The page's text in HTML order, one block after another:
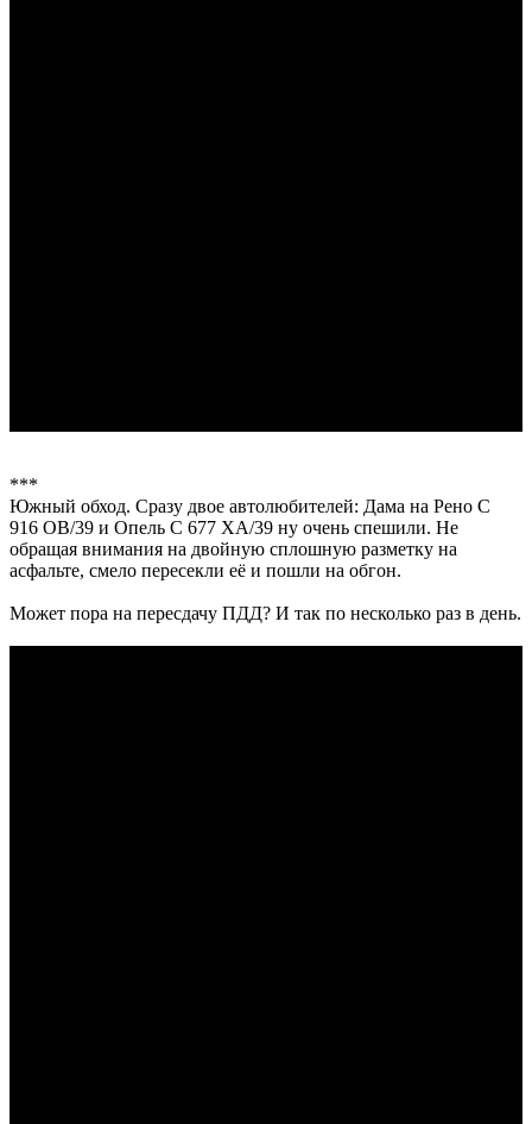
***
Южный обход. Сразу двое автолюбителей: Дама на Рено С
916 ОВ/39 и Опель С 677 ХА/39 ну очень спешили. Не
обращая внимания на двойную сплошную разметку на
асфальте, смело пересекли её и пошли на обгон.
Может пора на пересдачу ПДД? И так по несколько раз в день.